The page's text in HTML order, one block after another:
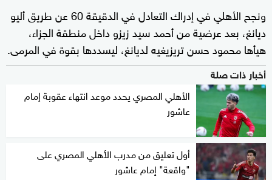
ونجح الأهلي في إدراك التعادل في الدقيقة 60 عن طريق أليو
ديانغ، بعد عرضية من أحمد سيد زيزو داخل منطقة الجزاء،
هيأها محمود حسن تريزيغيه لديانغ، ليسددها بقوة في المرمى.
أخبار ذات صلة
الأهلي المصري يحدد موعد انتهاء عقوبة إمام
عاشور
أول تعليق من مدرب الأهلي المصري على
"واقعة" إمام عاشور